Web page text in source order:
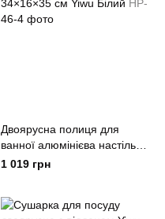
Двоярусна полиця для
ванної алюмінієва настільна
34×16×35 см Yiwu Білий
1 019 грн